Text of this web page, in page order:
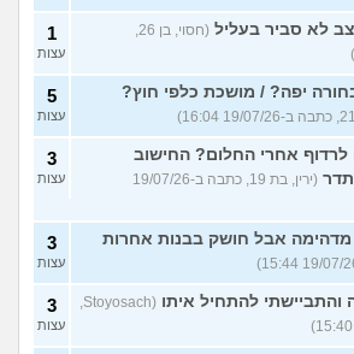
לא סביר בעליל
(חסוי, בן 26,
1
עצות
יפה? / מושכת כלפי חוץ? 5
עצות
אחרי החלום? החישוב
(ירין, בת 19, כתבה ב-19/07/26
3
עצות
מדהימה אבל חושק בבנות אחרות 3
עצות
והתביישתי להתחיל איתו
(Stoyosach,
3
עצות